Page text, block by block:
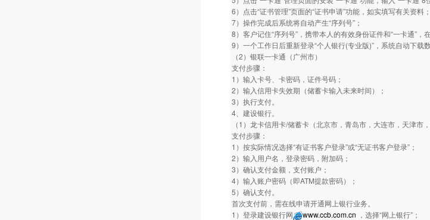
6）点击“证书管理”页面的“证书申请”功能，如实填写有关资料；
7）操作完成后系统将自动产生“序列号”；
8）客户记住“序列号”，携带本人的有效身份证件和“一卡通”
9）一个工作日后重新登录“个人银行(专业版)”，系统自动下载
（2）银联一卡通（广州市）
支付步骤：
1）输入卡号、卡密码，证件号码；
2）输入信用卡失效期（储蓄卡输入未来时间）；
3）执行支付。
4、建设银行。
（1）龙卡信用卡/储蓄卡（北京市，青岛市，大连市，天津市
支付步骤：
1）按实际情况选择“有证书客户登录”或“无证书客户登录”；
2）输入用户名，登录密码，附加码；
3）确认支付金额，支付账户；
4）输入账户密码（即ATM提款密码）；
5）确认支付。
首次支付前，需在线申请开通网上银行业务。
1）登录建设银行网
www.ccb.com.cn ，选择“网上银行”；